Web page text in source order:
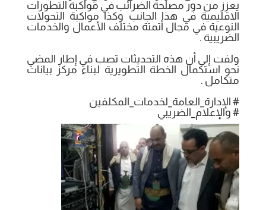
يعزز من دور مصلحة الضرائب في مواكبة التطورات
الاقليمية في هذا الجانب وكذا مواكبة التحولات
النوعية في مجال أتمتة مختلف الأعمال والخدمات
الضريبية .
ولفت إلى أن هذه التحديثات تصب في إطار المضي
نحو استكمال الخطة التطويرية لبناء مركز بيانات
متكامل .
# الإدارة_العامة_لخدمات_المكلفين
# والإعلام_الضريبي